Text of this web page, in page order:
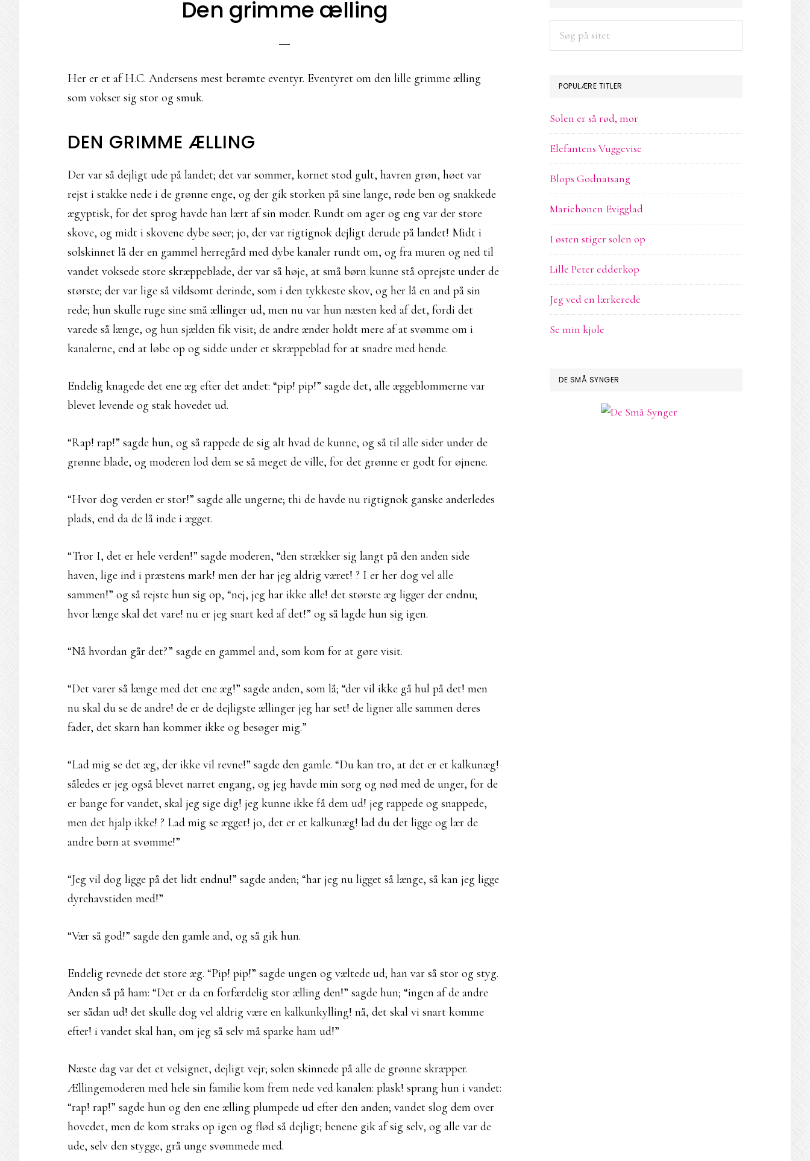
Den grimme ælling
Her er et af H.C. Andersens mest berømte eventyr. Eventyret om den lille grimme ælling
som vokser sig stor og smuk.
DEN GRIMME ÆLLING
Der var så dejligt ude på landet; det var sommer, kornet stod gult, havren grøn, høet var
rejst i stakke nede i de grønne enge, og der gik storken på sine lange, røde ben og snakkede
ægyptisk, for det sprog havde han lært af sin moder. Rundt om ager og eng var der store
skove, og midt i skovene dybe søer; jo, der var rigtignok dejligt derude på landet! Midt i
solskinnet lå der en gammel herregård med dybe kanaler rundt om, og fra muren og ned til
vandet voksede store skræppeblade, der var så høje, at små børn kunne stå oprejste under de
største; der var lige så vildsomt derinde, som i den tykkeste skov, og her lå en and på sin
rede; hun skulle ruge sine små ællinger ud, men nu var hun næsten ked af det, fordi det
varede så længe, og hun sjælden fik visit; de andre ænder holdt mere af at svømme om i
kanalerne, end at løbe op og sidde under et skræppeblad for at snadre med hende.
Endelig knagede det ene æg efter det andet: “pip! pip!” sagde det, alle æggeblommerne var
blevet levende og stak hovedet ud.
“Rap! rap!” sagde hun, og så rappede de sig alt hvad de kunne, og så til alle sider under de
grønne blade, og moderen lod dem se så meget de ville, for det grønne er godt for øjnene.
“Hvor dog verden er stor!” sagde alle ungerne; thi de havde nu rigtignok ganske anderledes
plads, end da de lå inde i ægget.
“Tror I, det er hele verden!” sagde moderen, “den strækker sig langt på den anden side
haven, lige ind i præstens mark! men der har jeg aldrig været! ? I er her dog vel alle
sammen!” og så rejste hun sig op, “nej, jeg har ikke alle! det største æg ligger der endnu;
hvor længe skal det vare! nu er jeg snart ked af det!” og så lagde hun sig igen.
“Nå hvordan går det?” sagde en gammel and, som kom for at gøre visit.
“Det varer så længe med det ene æg!” sagde anden, som lå; “der vil ikke gå hul på det! men
nu skal du se de andre! de er de dejligste ællinger jeg har set! de ligner alle sammen deres
fader, det skarn han kommer ikke og besøger mig.”
“Lad mig se det æg, der ikke vil revne!” sagde den gamle. “Du kan tro, at det er et kalkunæg!
således er jeg også blevet narret engang, og jeg havde min sorg og nød med de unger, for de
er bange for vandet, skal jeg sige dig! jeg kunne ikke få dem ud! jeg rappede og snappede,
men det hjalp ikke! ? Lad mig se ægget! jo, det er et kalkunæg! lad du det ligge og lær de
andre børn at svømme!”
“Jeg vil dog ligge på det lidt endnu!” sagde anden; “har jeg nu ligget så længe, så kan jeg ligge
dyrehavstiden med!”
“Vær så god!” sagde den gamle and, og så gik hun.
Endelig revnede det store æg. “Pip! pip!” sagde ungen og væltede ud; han var så stor og styg.
Anden så på ham: “Det er da en forfærdelig stor ælling den!” sagde hun; “ingen af de andre
ser sådan ud! det skulle dog vel aldrig være en kalkunkylling! nå, det skal vi snart komme
efter! i vandet skal han, om jeg så selv må sparke ham ud!”
Næste dag var det et velsignet, dejligt vejr; solen skinnede på alle de grønne skræpper.
Ællingemoderen med hele sin familie kom frem nede ved kanalen: plask! sprang hun i vandet:
“rap! rap!” sagde hun og den ene ælling plumpede ud efter den anden; vandet slog dem over
hovedet, men de kom straks op igen og flød så dejligt; benene gik af sig selv, og alle var de
ude, selv den stygge, grå unge svømmede med.
SIDEBAR
POPULÆRE TITLER
Solen er så rød, mor
Elefantens Vuggevise
Blops Godnatsang
Mariehønen Evigglad
I østen stiger solen op
Lille Peter edderkop
Jeg ved en lærkerede
Se min kjole
DE SMÅ SYNGER